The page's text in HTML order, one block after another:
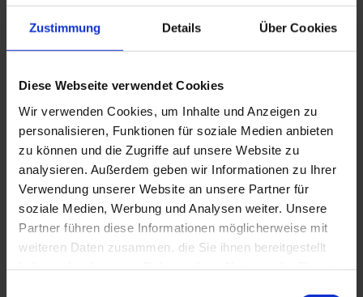
Zustimmung Details Über Cookies
Diese Webseite verwendet Cookies
Wir verwenden Cookies, um Inhalte und Anzeigen zu
personalisieren, Funktionen für soziale Medien anbieten
zu können und die Zugriffe auf unsere Website zu
analysieren. Außerdem geben wir Informationen zu Ihrer
Verwendung unserer Website an unsere Partner für
soziale Medien, Werbung und Analysen weiter. Unsere
Partner führen diese Informationen möglicherweise mit
weiteren Daten zusammen, die Sie ihnen bereitgestellt
Produktkatalog 2026 DE
PDF, 5.48 MB
Bedienungsanleitung BOLTA-Heißklebepistole DE
PDF, 84 KB
SHI-Produktpass Q-Serie
PDF, 4,6 MB
SHI-Produktpass SL-Serie
PDF, 4,44 MB
Umweltproduktdeklaration EPD
PDF, 2,37 MB